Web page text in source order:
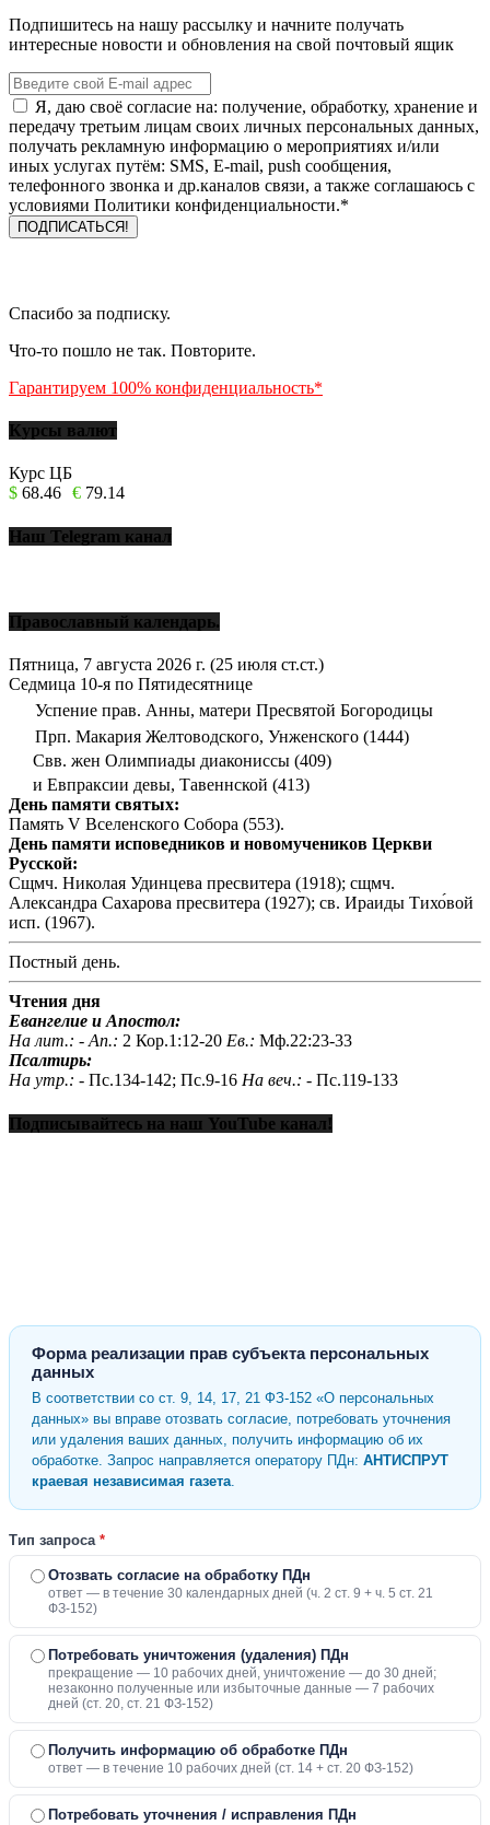
Подпишитесь на нашу рассылку и начните получать
интересные новости и обновления на свой почтовый ящик
Я, даю своё согласие на: получение, обработку, хранение и
передачу третьим лицам своих личных персональных данных,
получать рекламную информацию о мероприятиях и/или
иных услугах путём: SMS, E-mail, push сообщения,
телефонного звонка и др.каналов связи, а также соглашаюсь с
условиями Политики конфиденциальности.*
Спасибо за подписку.
Что-то пошло не так. Повторите.
Гарантируем 100% конфиденциальность*
Курсы валют
Курс ЦБ
$ 68.46 € 79.14
Наш Telegram канал
Православный календарь.
Пятница, 7 августа 2026 г. (25 июля ст.ст.)
Седмица 10-я по Пятидесятнице
Успение прав. Анны, матери Пресвятой Богородицы
Прп. Макария Желтоводского, Унженского (1444)
Свв. жен Олимпиады диакониссы (409)
и Евпраксии девы, Тавеннской (413)
День памяти святых:
Память V Вселенского Собора (553).
День памяти исповедников и новомучеников Церкви
Русской:
Сщмч. Николая Удинцева пресвитера (1918); сщмч.
Александра Сахарова пресвитера (1927); св. Ираиды Тихо́вой
исп. (1967).
Постный день.
Чтения дня
Евангелие и Апостол:
На лит.: - Ап.: 2 Кор.1:12-20 Ев.: Мф.22:23-33
Псалтирь:
На утр.: - Пс.134-142; Пс.9-16 На веч.: - Пс.119-133
Подписывайтесь на наш YouTube канал!
Форма реализации прав субъекта персональных
данных
В соответствии со ст. 9, 14, 17, 21 ФЗ-152 «О персональных
данных» вы вправе отозвать согласие, потребовать уточнения
или удаления ваших данных, получить информацию об их
обработке. Запрос направляется оператору ПДн: АНТИСПРУТ
краевая независимая газета
Тип запроса *
Отозвать согласие на обработку ПДн
ответ — в течение 30 календарных дней (ч. 2 ст. 9 + ч. 5 ст. 21
ФЗ-152)
Потребовать уничтожения (удаления) ПДн
прекращение — 10 рабочих дней, уничтожение — до 30 дней;
незаконно полученные или избыточные данные — 7 рабочих
дней (ст. 20, ст. 21 ФЗ-152)
Получить информацию об обработке ПДн
ответ — в течение 10 рабочих дней (ст. 14 + ст. 20 ФЗ-152)
Потребовать уточнения / исправления ПДн